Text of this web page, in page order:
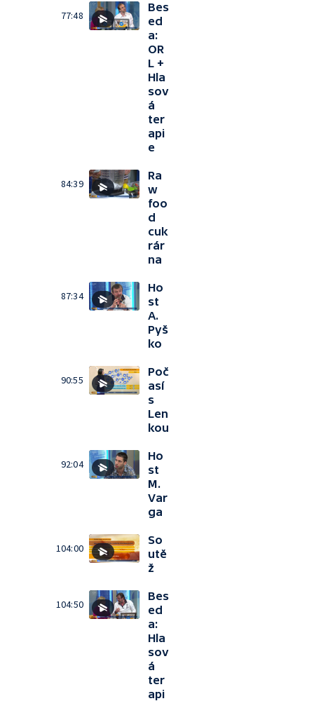
77:48
Bes
ed
a:
OR
L +
Hla
sov
á
ter
api
e
84:39
Ra
w
foo
d
cuk
rár
na
87:34
Ho
st
A.
Pyš
ko
90:55
Poč
así
s
Len
kou
92:04
Ho
st
M.
Var
ga
104:00
So
utě
ž
104:50
Bes
ed
a:
Hla
sov
á
ter
api